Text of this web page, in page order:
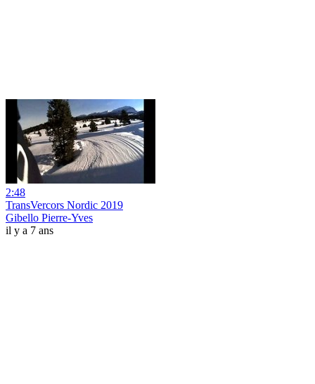
2:48
TransVercors Nordic 2019
Gibello Pierre-Yves
il y a 7 ans